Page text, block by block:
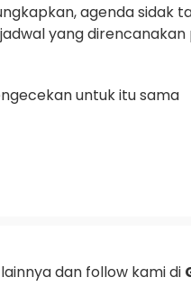
agenda sidak
yang direncanakan
untuk itu sama
dan follow kami di